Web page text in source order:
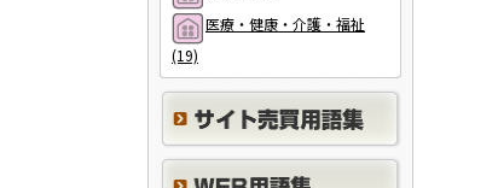
医療・健康・介護・福祉
(19)